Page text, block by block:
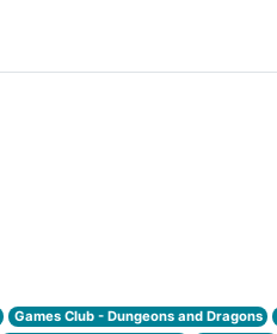
Games Club - Dungeons and Dragons